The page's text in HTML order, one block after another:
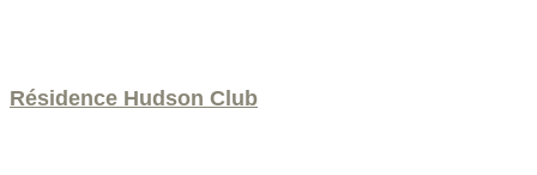
Résidence Hudson Club